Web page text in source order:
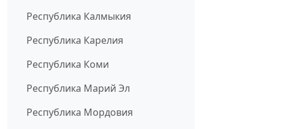
Республика Калмыкия
Республика Карелия
Республика Коми
Республика Марий Эл
Республика Мордовия